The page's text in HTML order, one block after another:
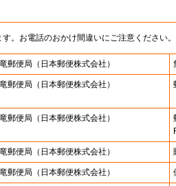
。お電話のおかけ間違いにご注意ください。
郵便局 （日本郵便株式会社）
郵便局 （日本郵便株式会社）
郵便局 （日本郵便株式会社）
郵便局 （日本郵便株式会社）
郵便局 （日本郵便株式会社）